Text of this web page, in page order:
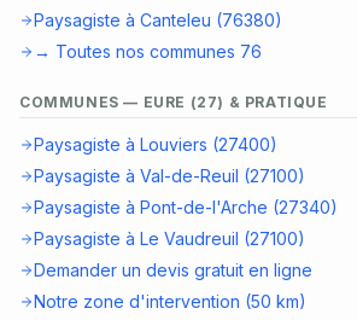
Paysagiste à Canteleu (76380)
→ Toutes nos communes 76
COMMUNES — EURE (27) & PRATIQUE
Paysagiste à Louviers (27400)
Paysagiste à Val-de-Reuil (27100)
Paysagiste à Pont-de-l'Arche (27340)
Paysagiste à Le Vaudreuil (27100)
Demander un devis gratuit en ligne
Notre zone d'intervention (50 km)